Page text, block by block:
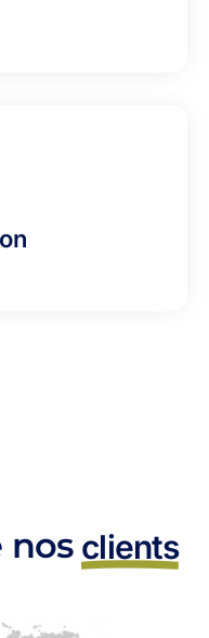
nos clients